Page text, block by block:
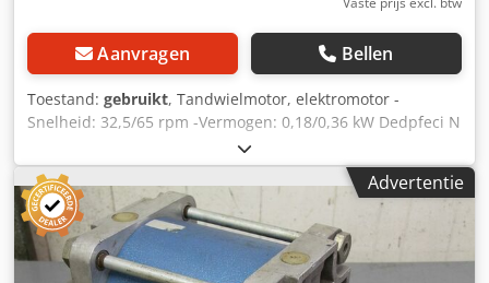
Aanvragen Bellen
Toestand: gebruikt, Tandwielmotor, elektromotor -
Snelheid: 32,5/65 rpm -Vermogen: 0,18/0,36 kW Dedpfeci N
Hyex Ac Heck -Bouw: B3 -Diameter schacht: Ø 20 mm -
Beschermingsklasse: IP 44 -Aantal: 2x motoren beschikbaar
-Prijs: per stuk -Maten: -Gewicht: 22,2 kg
Advertentie